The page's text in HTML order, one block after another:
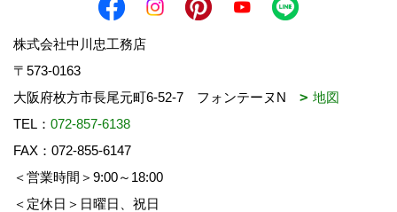
株式会社中川忠工務店
〒573-0163
大阪府枚方市長尾元町6-52-7 フォンテーヌN
地図
TEL： 072-857-6138
FAX：072-855-6147
＜営業時間＞9:00～18:00
＜定休日＞日曜日、祝日